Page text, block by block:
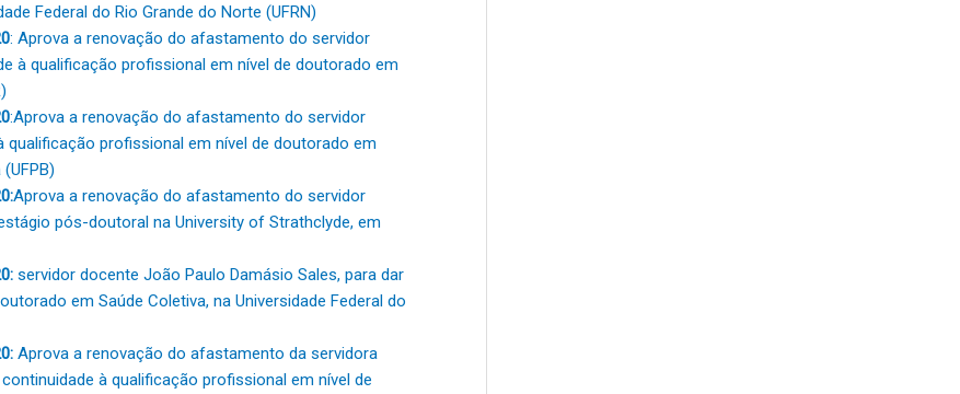
Federal do Rio Grande do Norte (UFRN)
: Aprova a renovação do afastamento do servidor
à qualificação profissional em nível de doutorado em
:Aprova a renovação do afastamento do servidor
qualificação profissional em nível de doutorado em
Aprova a renovação do afastamento do servidor
pós-doutoral na University of Strathclyde, em
servidor docente João Paulo Damásio Sales, para dar
em Saúde Coletiva, na Universidade Federal do
Aprova a renovação do afastamento da servidora
à qualificação profissional em nível de